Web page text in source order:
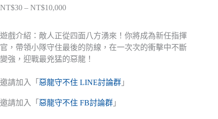
NT$30 – NT$10,000價
範
圍：
NT$30
到
遊戲介紹：敵人正從四面八方湧來！你將成為新任指揮
官，帶領小隊守住最後的防線，在一次次的衝擊中不斷
變強，迎戰最兇猛的惡龍！
邀請加入「 惡龍守不住 LINE討論群 」
邀請加入「 惡龍守不住 FB討論群 」